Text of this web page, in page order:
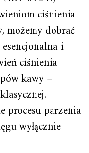
ciśnienia
możemy dobrać
i
ciśnienia
kawy –
procesu parzenia
wyłącznie